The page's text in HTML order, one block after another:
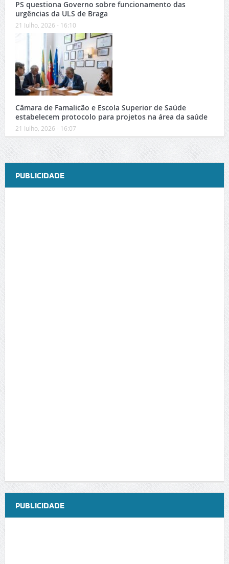
PS questiona Governo sobre funcionamento das
urgências da ULS de Braga
21 Julho, 2026 - 16:10
Câmara de Famalicão e Escola Superior de Saúde
estabelecem protocolo para projetos na área da saúde
21 Julho, 2026 - 16:07
PUBLICIDADE
PUBLICIDADE